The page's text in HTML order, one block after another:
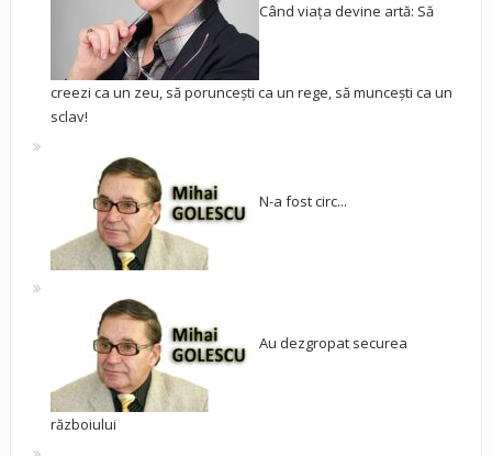
Când viața devine artă: Să
creezi ca un zeu, să poruncești ca un rege, să muncești ca un
sclav!
N-a fost circ...
Au dezgropat securea
războiului